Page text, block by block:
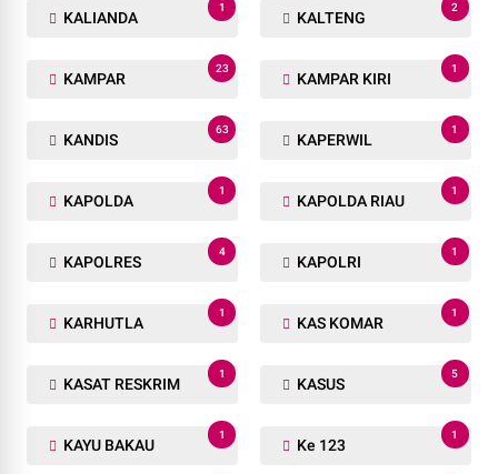
KALIANDA
1
KALTENG
2
KAMPAR
23
KAMPAR KIRI
1
KANDIS
63
KAPERWIL
1
KAPOLDA
1
KAPOLDA RIAU
1
KAPOLRES
4
KAPOLRI
1
KARHUTLA
1
KAS KOMAR
1
KASAT RESKRIM
1
KASUS
5
KAYU BAKAU
1
Ke 123
1